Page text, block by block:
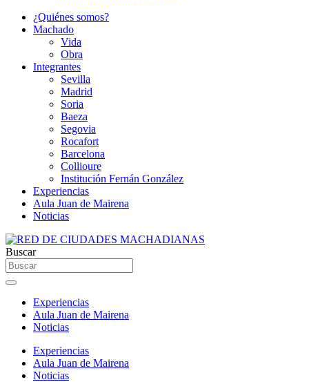
¿Quiénes somos?
Machado
Vida
Obra
Integrantes
Sevilla
Madrid
Soria
Baeza
Segovia
Rocafort
Barcelona
Collioure
Institución Fernán González
Experiencias
Aula Juan de Mairena
Noticias
Buscar
Experiencias
Aula Juan de Mairena
Noticias
Experiencias
Aula Juan de Mairena
Noticias